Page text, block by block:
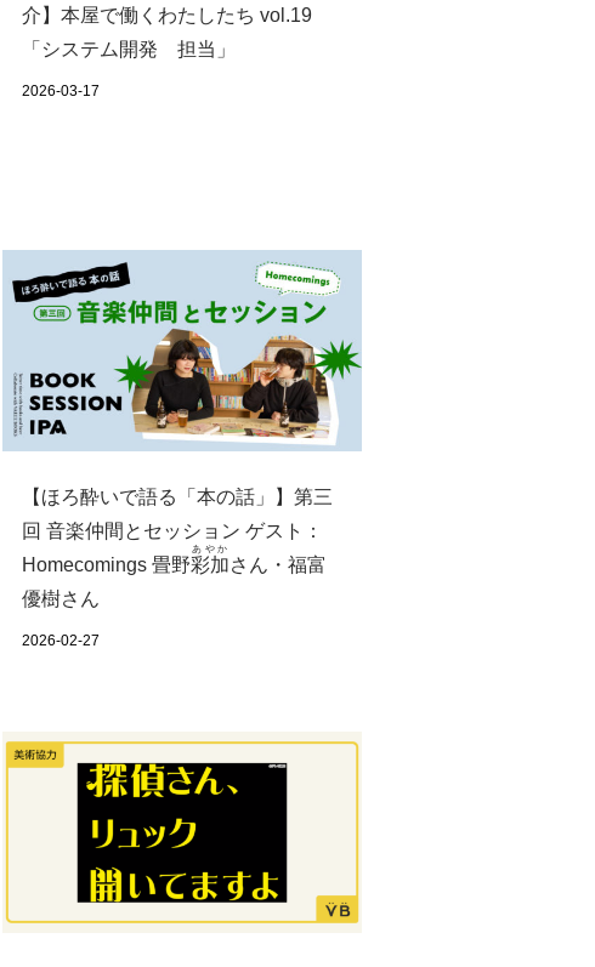
介】本屋で働くわたしたち vol.19
「システム開発 担当」
2026-03-17
【ほろ酔いで語る「本の話」】第三
回 音楽仲間とセッション ゲスト：
Homecomings 畳野彩加
あやか
さん・福富
優樹さん
2026-02-27